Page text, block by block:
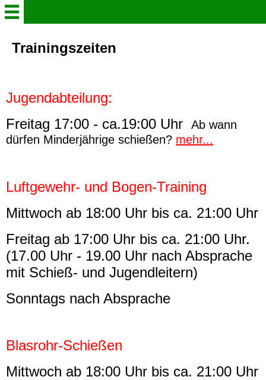
Aktuelles
Prinz/Prinzessin
Damenabteilung
Unser Schützenhaus
Termine
Trainingszeiten
Jugendabteilung:
Freitag 17:00 - ca.19:00 Uhr
Ab wann
dürfen Minderjährige schießen? mehr...
Luftgewehr- und Bogen-Training
Mittwoch ab 18:00 Uhr bis ca. 21:00 Uhr
Freitag ab 17:00 Uhr bis ca. 21:00 Uhr.
(17.00 Uhr - 19.00 Uhr nach Absprache
mit Schieß- und Jugendleitern)
Sonntags nach Absprache
Blasrohr-Schießen
Mittwoch ab 18:00 Uhr bis ca. 21:00 Uhr